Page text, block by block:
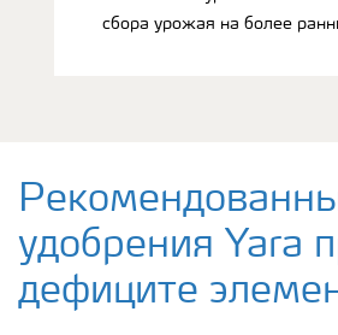
сбора урожая на более
удобрения Yara
дефиците